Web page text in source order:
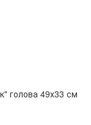
голова 49х33 см